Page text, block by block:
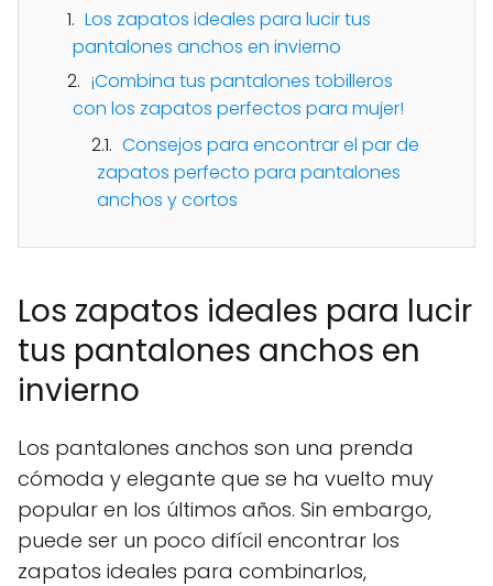
Los zapatos ideales para lucir tus
pantalones anchos en invierno
¡Combina tus pantalones tobilleros
con los zapatos perfectos para mujer!
Consejos para encontrar el par de
zapatos perfecto para pantalones
anchos y cortos
Los zapatos ideales para lucir
tus pantalones anchos en
invierno
Los pantalones anchos son una prenda
cómoda y elegante que se ha vuelto muy
popular en los últimos años. Sin embargo,
puede ser un poco difícil encontrar los
zapatos ideales para combinarlos,